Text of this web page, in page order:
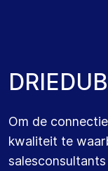
DRIEDUB
Om de
kwaliteit te
REGIO
Onze sales
binnen een
kennen alle